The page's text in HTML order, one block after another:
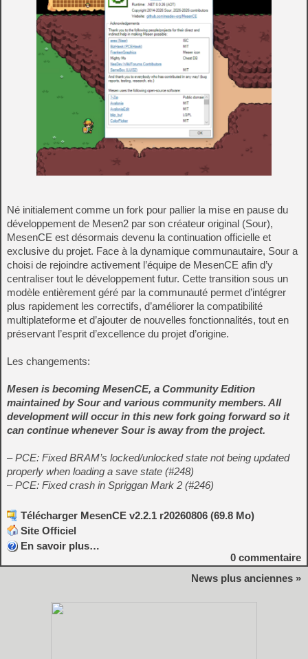
Né initialement comme un fork pour pallier la mise en pause du
développement de Mesen2 par son créateur original (Sour),
MesenCE est désormais devenu la continuation officielle et
exclusive du projet. Face à la dynamique communautaire, Sour a
choisi de rejoindre activement l’équipe de MesenCE afin d’y
centraliser tout le développement futur. Cette transition sous un
modèle entièrement géré par la communauté permet d’intégrer
plus rapidement les correctifs, d’améliorer la compatibilité
multiplateforme et d’ajouter de nouvelles fonctionnalités, tout en
préservant l’esprit d’excellence du projet d’origine.
Les changements:
Mesen is becoming MesenCE, a Community Edition
maintained by Sour and various community members. All
development will occur in this new fork going forward so it
can continue whenever Sour is away from the project.
– PCE: Fixed BRAM’s locked/unlocked state not being updated
properly when loading a save state (#248)
– PCE: Fixed crash in Spriggan Mark 2 (#246)
Télécharger MesenCE v2.2.1 r20260806 (69.8 Mo)
Site Officiel
En savoir plus…
0 commentaire
News plus anciennes »